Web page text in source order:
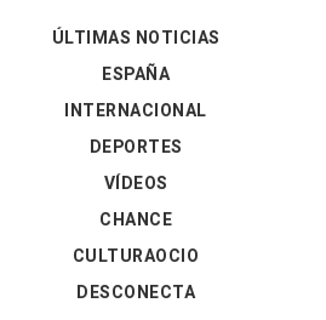
ÚLTIMAS NOTICIAS
ESPAÑA
INTERNACIONAL
DEPORTES
VÍDEOS
CHANCE
CULTURAOCIO
DESCONECTA